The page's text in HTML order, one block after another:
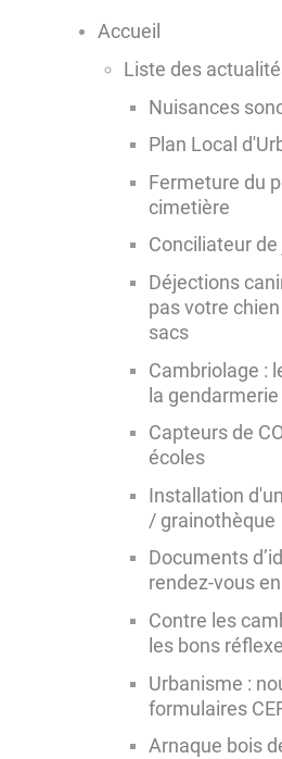
Accueil
Liste des
Nuisances
Plan Local
Fermeture du
cimetière
Conciliateur
Déjections
pas votre
sacs
Cambriolage :
la gendarmerie
Capteurs de
écoles
Installation
/ grainothèque
Documents
rendez-vous
Contre les
les bons
Urbanisme :
formulaires
Arnaque bois